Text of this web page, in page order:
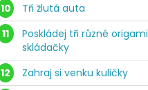
10
Tři žlutá auta
11
Poskládej tři různé origami
skládačky
12
Zahraj si venku kuličky